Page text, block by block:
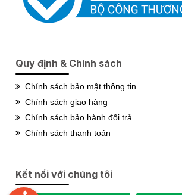
Quy định & Chính sách
Chính sách bảo mật thông tin
Chính sách giao hàng
Chính sách bảo hành đổi trả
Chính sách thanh toán
Kết nối với chúng tôi